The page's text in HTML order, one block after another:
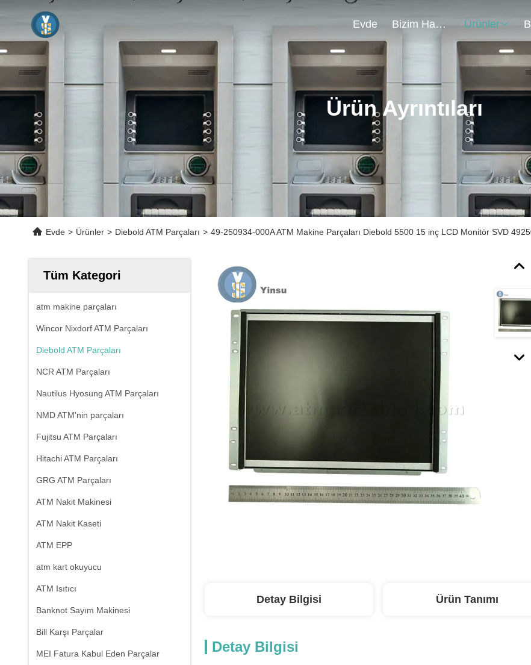
Evde Bizim Hakkımızda Ürünler
Ürün Ayrıntıları
Evde > Ürünler > Diebold ATM Parçaları > 49-250934-000A ATM Makine Parçaları Diebold 5500 15 inç LCD Monitör SVD
Tüm Kategori
atm makine parçaları
Wincor Nixdorf ATM Parçaları
Diebold ATM Parçaları
NCR ATM Parçaları
Nautilus Hyosung ATM Parçaları
NMD ATM'nin parçaları
Fujitsu ATM Parçaları
Hitachi ATM Parçaları
GRG ATM Parçaları
ATM Nakit Makinesi
ATM Nakit Kaseti
ATM EPP
atm kart okuyucu
ATM Isıtıcı
Banknot Sayım Makinesi
Bill Karşı Parçalar
MEI Fatura Kabul Eden Parçalar
Detay Bilgisi Ürün Tanımı
Detay Bilgisi